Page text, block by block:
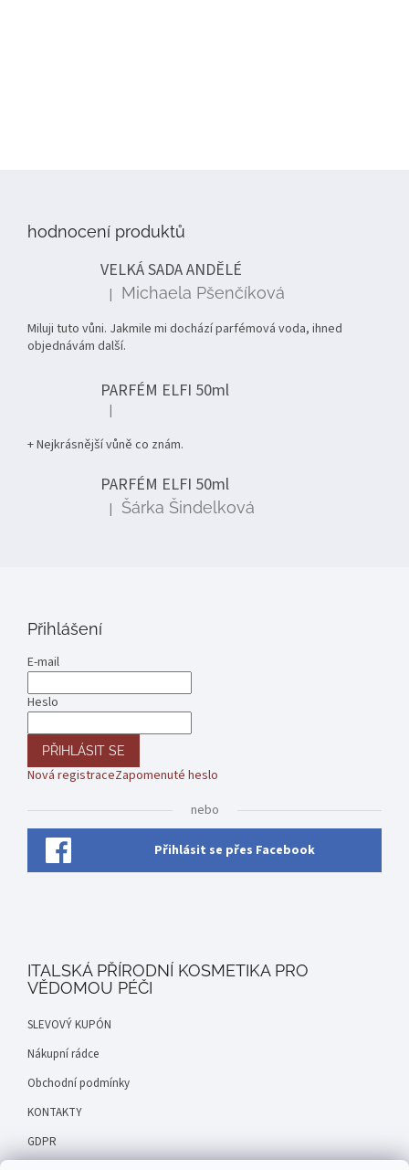
hodnocení produktů
VELKÁ SADA ANDĚLÉ
Hodnocení produktu je 5 z 5 hvězdiček.
| Michaela Pšenčíková
Miluji tuto vůni. Jakmile mi dochází parfémová voda, ihned
objednávám další.
PARFÉM ELFI 50ml
Hodnocení produktu je 5 z 5 hvězdiček.
|
+ Nejkrásnější vůně co znám.
PARFÉM ELFI 50ml
Hodnocení produktu je 5 z 5 hvězdiček.
| Šárka Šindelková
Přihlášení
E-mail
Heslo
PŘIHLÁSIT SE
Nová registraceZapomenuté heslo
nebo
Přihlásit se přes Facebook
ITALSKÁ PŘÍRODNÍ KOSMETIKA PRO
VĚDOMOU PÉČI
SLEVOVÝ KUPÓN
Nákupní rádce
Obchodní podmínky
KONTAKTY
GDPR